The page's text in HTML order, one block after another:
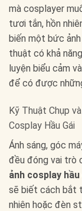
mà cosplayer
tươi tắn, hồn
biến một bức
thuật có khả
luyện biểu cảm
để có được
Kỹ Thuật Chụp
Cosplay Hầu Gái
Ánh sáng, góc
đều đóng vai trò
ảnh cosplay hầu
sẽ biết cách bắt
nhiên hoặc đèn